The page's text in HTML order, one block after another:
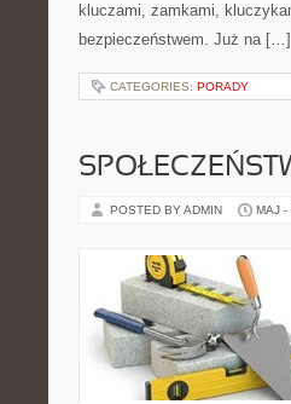
kluczami, zamkami,
bezpieczeństwem. Już na […]
CATEGORIES: PORADY
POSTED BY ADMIN MAJ -